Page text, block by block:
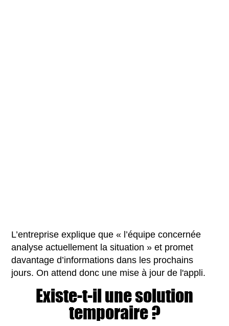
L’entreprise explique que « l’équipe concernée
analyse actuellement la situation » et promet
davantage d’informations dans les prochains
jours. On attend donc une mise à jour de l'appli.
Existe-t-il une solution
temporaire ?